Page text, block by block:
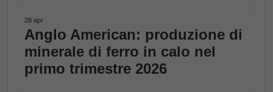
28 apr
Anglo American: produzione di
minerale di ferro in calo nel
primo trimestre 2026